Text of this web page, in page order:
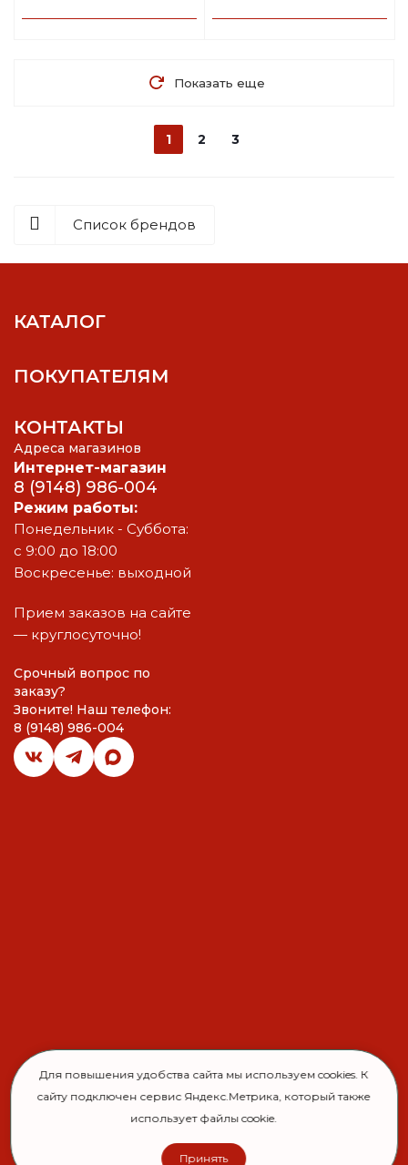
Показать еще
1 2 3
Список брендов
КАТАЛОГ
ПОКУПАТЕЛЯМ
КОНТАКТЫ
Адреса магазинов
Интернет-магазин
8 (9148) 986-004
Режим работы:
Понедельник - Суббота:
с 9:00 до 18:00
Воскресенье: выходной
Прием заказов на сайте
— круглосуточно!
Срочный вопрос по
заказу?
Звоните! Наш телефон:
8 (9148) 986-004
Для повышения удобства сайта мы используем cookies. К
сайту подключен сервис Яндекс.Метрика, который также
использует файлы cookie.
Принять